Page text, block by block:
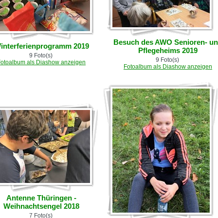
2019
9 Foto(s)
als Diashow anzeigen
Besuch des AWO Senioren-
Pflegeheims 2019
9 Foto(s)
Fotoalbum als Diashow anzeigen
Antenne Thüringen -
Weihnachtsengel 2018
7 Foto(s)